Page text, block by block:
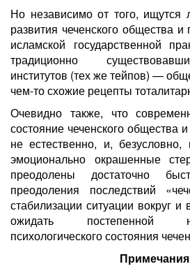
Но независимо от того, ищутся
развития чеченского общества и
исламской государственной
традиционно
институтов (тех же тейпов) —
чем-то схожие рецепты
Очевидно также, что
состояние чеченского общества
не естественно, и,
эмоционально окрашенные
преодолены достаточно
преодоления последствий
стабилизации ситуации вокруг и
ожидать постепенной
психологического состояния
Примечания